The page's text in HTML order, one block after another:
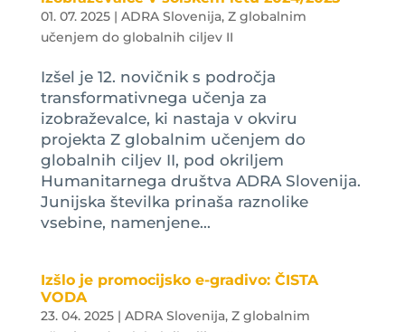
01. 07. 2025| ADRA Slovenija, Z globalnim
učenjem do globalnih ciljev II
Izšel je 12. novičnik s področja
transformativnega učenja za
izobraževalce, ki nastaja v okviru
projekta Z globalnim učenjem do
globalnih ciljev II, pod okriljem
Humanitarnega društva ADRA Slovenija.
Junijska številka prinaša raznolike
vsebine, namenjene...
Izšlo je promocijsko e-gradivo: ČISTA
VODA
23. 04. 2025| ADRA Slovenija, Z globalnim